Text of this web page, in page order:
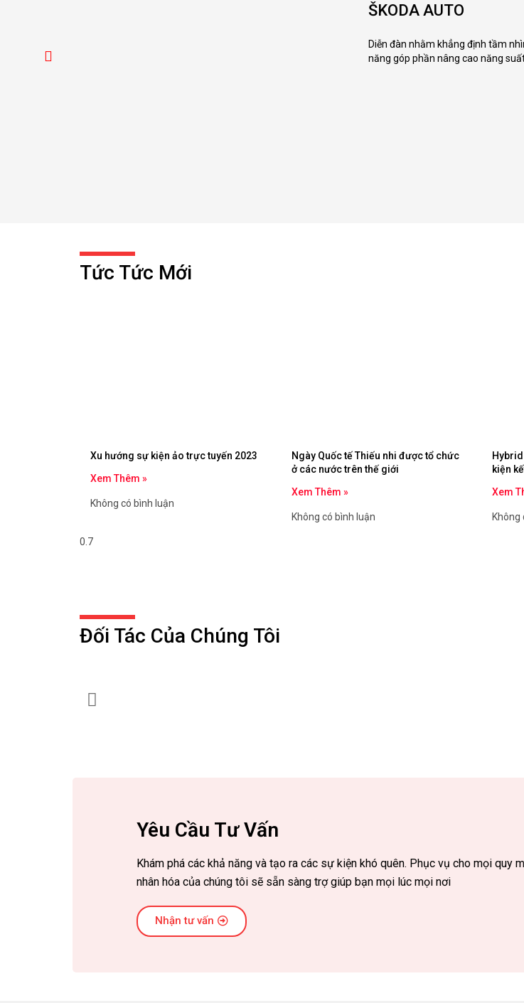
ŠKODA AUTO
Diễn đàn nhằm khẳng định tầm
năng góp phần nâng cao năng
Tức Tức Mới
Xu hướng sự kiện ảo trực tuyến 2023
Xem Thêm »
Không có bình luận
Ngày Quốc tế Thiếu nhi được tổ chức
ở các nước trên thế giới
Xem Thêm »
Không có bình luận
kiện
Xem
Không
Đối Tác Của Chúng Tôi
Yêu Cầu Tư Vấn
Khám phá các khả năng và tạo ra các sự kiện khó quên. Phục vụ cho mọi quy
nhân hóa của chúng tôi sẽ sẵn sàng trợ giúp bạn mọi lúc mọi nơi
Nhận tư vấn